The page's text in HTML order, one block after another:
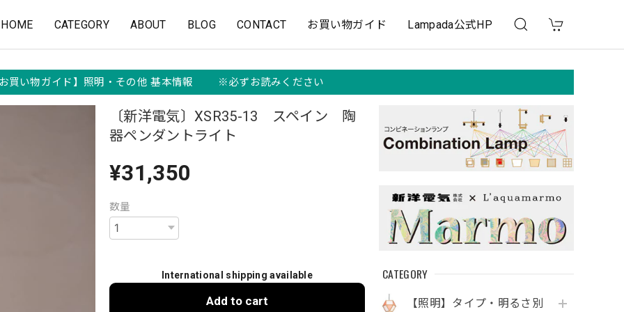
HOME CATEGORY ABOUT BLOG CONTACT お買い物ガイド Lampada公式HP
買い物ガイド】照明・その他 基本情報 ※必ずお読みください
CATEGORY
【照明】タイプ・明るさ別
〔新洋電気〕XSR35-13 スペイン 陶
器ペンダントライト
¥31,350
数量
International shipping available
Add to cart